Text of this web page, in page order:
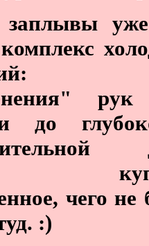
уже
до
чего не
:)